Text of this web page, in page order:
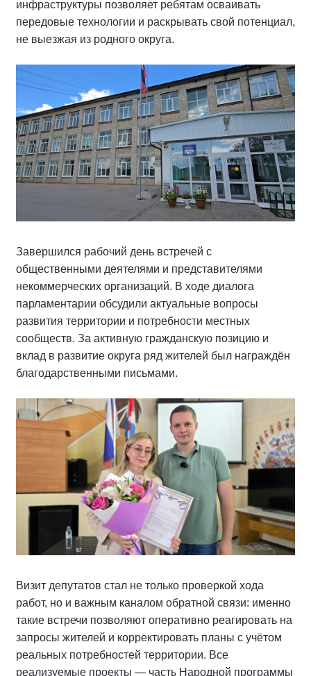
инфраструктуры позволяет ребятам осваивать
передовые технологии и раскрывать свой потенциал,
не выезжая из родного округа.
Завершился рабочий день встречей с
общественными деятелями и представителями
некоммерческих организаций. В ходе диалога
парламентарии обсудили актуальные вопросы
развития территории и потребности местных
сообществ. За активную гражданскую позицию и
вклад в развитие округа ряд жителей был награждён
благодарственными письмами.
Визит депутатов стал не только проверкой хода
работ, но и важным каналом обратной связи: именно
такие встречи позволяют оперативно реагировать на
запросы жителей и корректировать планы с учётом
реальных потребностей территории. Все
реализуемые проекты — часть Народной программы